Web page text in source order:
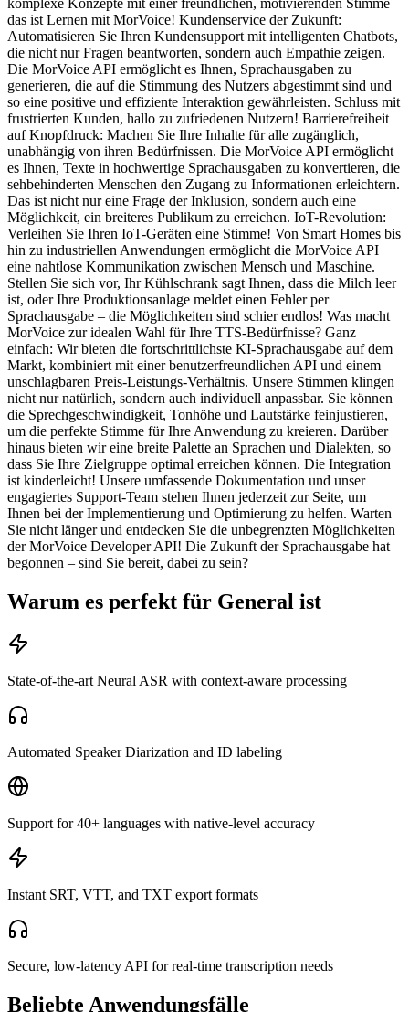
das ist Lernen mit MorVoice! Kundenservice der Zukunft:
Automatisieren Sie Ihren Kundensupport mit intelligenten Chatbots,
die nicht nur Fragen beantworten, sondern auch Empathie zeigen.
Die MorVoice API ermöglicht es Ihnen, Sprachausgaben zu
generieren, die auf die Stimmung des Nutzers abgestimmt sind und
so eine positive und effiziente Interaktion gewährleisten. Schluss mit
frustrierten Kunden, hallo zu zufriedenen Nutzern! Barrierefreiheit
auf Knopfdruck: Machen Sie Ihre Inhalte für alle zugänglich,
unabhängig von ihren Bedürfnissen. Die MorVoice API ermöglicht
es Ihnen, Texte in hochwertige Sprachausgaben zu konvertieren, die
sehbehinderten Menschen den Zugang zu Informationen erleichtern.
Das ist nicht nur eine Frage der Inklusion, sondern auch eine
Möglichkeit, ein breiteres Publikum zu erreichen. IoT-Revolution:
Verleihen Sie Ihren IoT-Geräten eine Stimme! Von Smart Homes bis
hin zu industriellen Anwendungen ermöglicht die MorVoice API
eine nahtlose Kommunikation zwischen Mensch und Maschine.
Stellen Sie sich vor, Ihr Kühlschrank sagt Ihnen, dass die Milch leer
ist, oder Ihre Produktionsanlage meldet einen Fehler per
Sprachausgabe – die Möglichkeiten sind schier endlos! Was macht
MorVoice zur idealen Wahl für Ihre TTS-Bedürfnisse? Ganz
einfach: Wir bieten die fortschrittlichste KI-Sprachausgabe auf dem
Markt, kombiniert mit einer benutzerfreundlichen API und einem
unschlagbaren Preis-Leistungs-Verhältnis. Unsere Stimmen klingen
nicht nur natürlich, sondern auch individuell anpassbar. Sie können
die Sprechgeschwindigkeit, Tonhöhe und Lautstärke feinjustieren,
um die perfekte Stimme für Ihre Anwendung zu kreieren. Darüber
hinaus bieten wir eine breite Palette an Sprachen und Dialekten, so
dass Sie Ihre Zielgruppe optimal erreichen können. Die Integration
ist kinderleicht! Unsere umfassende Dokumentation und unser
engagiertes Support-Team stehen Ihnen jederzeit zur Seite, um
Ihnen bei der Implementierung und Optimierung zu helfen. Warten
Sie nicht länger und entdecken Sie die unbegrenzten Möglichkeiten
der MorVoice Developer API! Die Zukunft der Sprachausgabe hat
begonnen – sind Sie bereit, dabei zu sein?
Warum es perfekt für General ist
State-of-the-art Neural ASR with context-aware processing
Automated Speaker Diarization and ID labeling
Support for 40+ languages with native-level accuracy
Instant SRT, VTT, and TXT export formats
Secure, low-latency API for real-time transcription needs
Beliebte Anwendungsfälle